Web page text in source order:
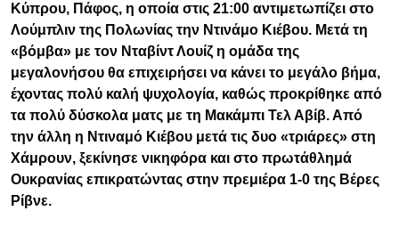
Κύπρου, Πάφος, η οποία στις 21:00 αντιμετωπίζει στο
Λούμπλιν της Πολωνίας την Ντινάμο Κιέβου. Μετά τη
«βόμβα» με τον Νταβίντ Λουίζ η ομάδα της
μεγαλονήσου θα επιχειρήσει να κάνει το μεγάλο βήμα,
έχοντας πολύ καλή ψυχολογία, καθώς προκρίθηκε από
τα πολύ δύσκολα ματς με τη Μακάμπι Τελ Αβίβ. Από
την άλλη η Ντιναμό Κιέβου μετά τις δυο «τριάρες» στη
Χάμρουν, ξεκίνησε νικηφόρα και στο πρωτάθλημά
Ουκρανίας επικρατώντας στην πρεμιέρα 1-0 της Βέρες
Ρίβνε.